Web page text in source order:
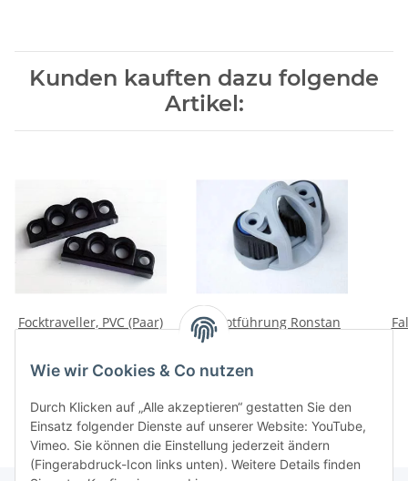
Kunden kauften dazu folgende
Artikel:
Focktraveller, PVC (Paar)
54,90 €
Schotführung Ronstan
Wie wir Cookies & Co nutzen
Durch Klicken auf „Alle akzeptieren“ gestatten Sie den
Einsatz folgender Dienste auf unserer Website: YouTube,
Vimeo. Sie können die Einstellung jederzeit ändern
(Fingerabdruck-Icon links unten). Weitere Details finden